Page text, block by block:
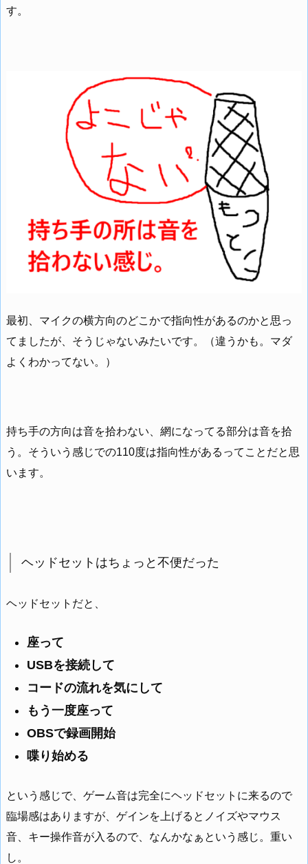
す。
最初、マイクの横方向のどこかで指向性があるのかと思っ
てましたが、そうじゃないみたいです。（違うかも。マダ
よくわかってない。）
持ち手の方向は音を拾わない、網になってる部分は音を拾
う。そういう感じでの110度は指向性があるってことだと思
います。
ヘッドセットはちょっと不便だった
ヘッドセットだと、
座って
USBを接続して
コードの流れを気にして
もう一度座って
OBSで録画開始
喋り始める
という感じで、ゲーム音は完全にヘッドセットに来るので
臨場感はありますが、ゲインを上げるとノイズやマウス
音、キー操作音が入るので、なんかなぁという感じ。重い
し。